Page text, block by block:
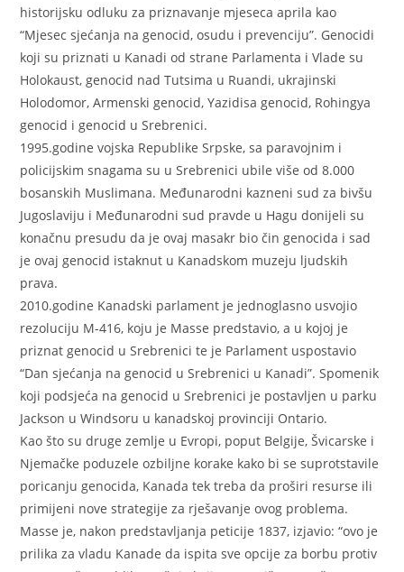
historijsku odluku za priznavanje mjeseca aprila kao
“Mjesec sjećanja na genocid, osudu i prevenciju”. Genocidi
koji su priznati u Kanadi od strane Parlamenta i Vlade su
Holokaust, genocid nad Tutsima u Ruandi, ukrajinski
Holodomor, Armenski genocid, Yazidisa genocid, Rohingya
genocid i genocid u Srebrenici.
1995.godine vojska Republike Srpske, sa paravojnim i
policijskim snagama su u Srebrenici ubile više od 8.000
bosanskih Muslimana. Međunarodni kazneni sud za bivšu
Jugoslaviju i Međunarodni sud pravde u Hagu donijeli su
konačnu presudu da je ovaj masakr bio čin genocida i sad
je ovaj genocid istaknut u Kanadskom muzeju ljudskih
prava.
2010.godine Kanadski parlament je jednoglasno usvojio
rezoluciju M-416, koju je Masse predstavio, a u kojoj je
priznat genocid u Srebrenici te je Parlament uspostavio
“Dan sjećanja na genocid u Srebrenici u Kanadi”. Spomenik
koji podsjeća na genocid u Srebrenici je postavljen u parku
Jackson u Windsoru u kanadskoj provinciji Ontario.
Kao što su druge zemlje u Evropi, poput Belgije, Švicarske i
Njemačke poduzele ozbiljne korake kako bi se suprotstavile
poricanju genocida, Kanada tek treba da proširi resurse ili
primijeni nove strategije za rješavanje ovog problema.
Masse je, nakon predstavljanja peticije 1837, izjavio: “ovo je
prilika za vladu Kanade da ispita sve opcije za borbu protiv